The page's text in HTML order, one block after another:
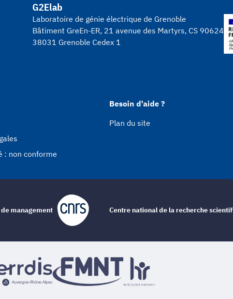
G2Elab
Laboratoire de génie électrique de Grenoble
Bâtiment GreEn-ER, 21 avenue des Martyrs, CS 90624
38031 Grenoble Cedex 1
: non conforme
Besoin d'aide ?
Plan du site
management Centre national de la recherche